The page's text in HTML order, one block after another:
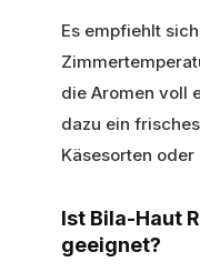
Es empfiehlt
die Aromen voll
dazu ein
Käsesorten
Ist Bila-Haut
geeignet?